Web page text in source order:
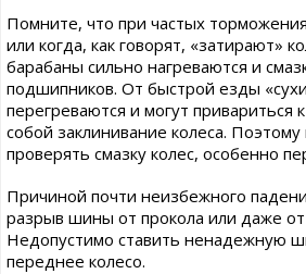
Помните, что при частых
или когда, как говорят, «затирают»
барабаны сильно нагреваются и
подшипников. От быстрой езды
перегреваются и могут привариться
собой заклинивание колеса.
проверять смазку колес, особенно
Причиной почти неизбежного
разрыв шины от прокола или даже от
Недопустимо ставить ненадежную
переднее колесо.